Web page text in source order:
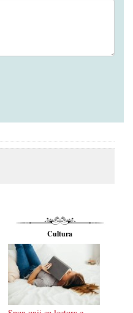
Cultura